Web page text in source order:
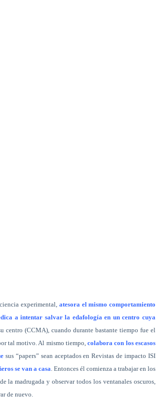
experimental, atesora el mismo comportamiento
a intentar salvar la edafología en un centro cuya
centro (CCMA), cuando durante bastante tiempo fue el
tal motivo. Al mismo tiempo,colabora con los escasos
sus “papers” sean aceptados en Revistas de impacto ISI
se van a casa. Entonces él comienza a trabajar en los
la madrugada y observar todos los ventanales oscuros,
de nuevo.